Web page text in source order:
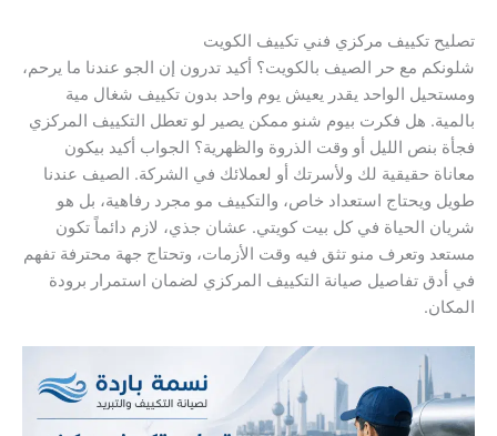
تصليح تكييف مركزي فني تكييف الكويت
شلونكم مع حر الصيف بالكويت؟ أكيد تدرون إن الجو عندنا ما يرحم،
ومستحيل الواحد يقدر يعيش يوم واحد بدون تكييف شغال مية
بالمية. هل فكرت بيوم شنو ممكن يصير لو تعطل التكييف المركزي
فجأة بنص الليل أو وقت الذروة والظهرية؟ الجواب أكيد بيكون
معاناة حقيقية لك ولأسرتك أو لعملائك في الشركة. الصيف عندنا
طويل ويحتاج استعداد خاص، والتكييف مو مجرد رفاهية، بل هو
شريان الحياة في كل بيت كويتي. عشان جذي، لازم دائماً تكون
مستعد وتعرف منو تثق فيه وقت الأزمات، وتحتاج جهة محترفة تفهم
في أدق تفاصيل صيانة التكييف المركزي لضمان استمرار برودة
المكان.